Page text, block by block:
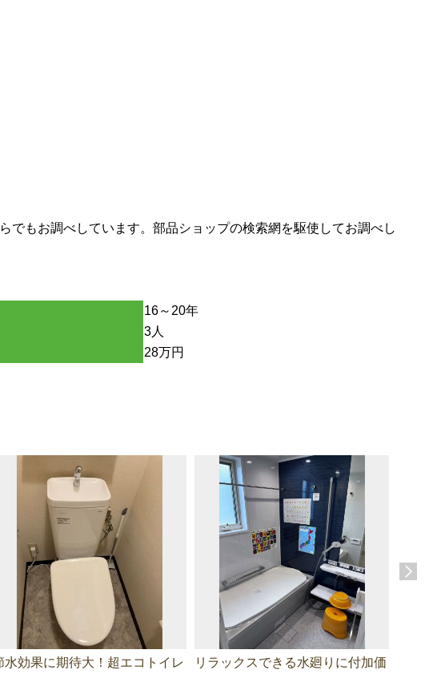
もお調べしています。部品ショップの検索網を駆使してお調べし
16～20年
3人
28万円
水効果に期待大！超エコトイレ
リラックスできる水廻りに付加価